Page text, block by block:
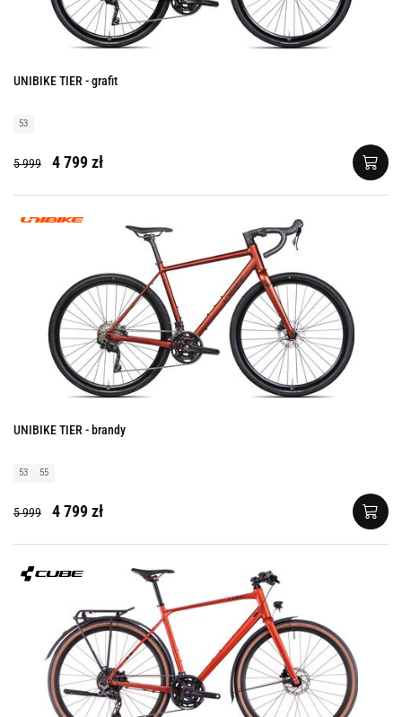
UNIBIKE TIER - grafit
53
5 999 4 799 zł
UNIBIKE TIER - brandy
53 55
5 999 4 799 zł